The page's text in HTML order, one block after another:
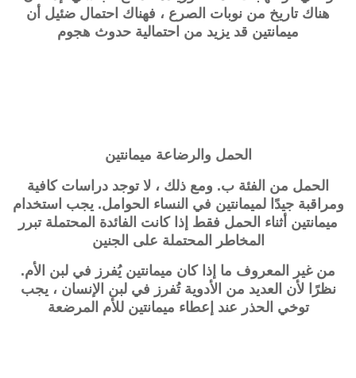
هناك تاريخ من نوبات الصرع ، فهناك احتمال ضئيل أن
ميمانتين قد يزيد من احتمالية حدوث هجوم
الحمل والرضاعة ميمانتين
الحمل من الفئة ب. ومع ذلك ، لا توجد دراسات كافية
ومراقبة جيدًا لميمانتين في النساء الحوامل. يجب استخدام
ميمانتين أثناء الحمل فقط إذا كانت الفائدة المحتملة تبرر
المخاطر المحتملة على الجنين
من غير المعروف ما إذا كان ميمانتين يُفرز في لبن الأم.
نظرًا لأن العديد من الأدوية تُفرز في لبن الإنسان ، يجب
توخي الحذر عند إعطاء ميمانتين للأم المرضعة